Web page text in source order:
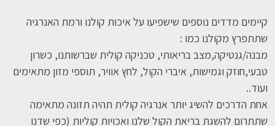
קיימים מדדים נוספים שישפיעו על איכות קולנו ורמת האנרגיה
שתתפרץ מקולנו כמו :
מבנה/גנטיקה,מצב בריאותי, טכניקה קולית שברשותנו, כשרון
טבעי,חוזק וגמישות, איברי הקול, לחץ אוויר, תוספי מזון מתאימים
ועוד..
אחת הדרכים להשיג יותר אנרגיה קולית תהיה תזונה מתאימה
שתתרום להשגת בריאת הקול שלנו ואכויות קוליות (כפי שדנו